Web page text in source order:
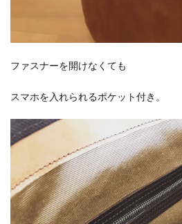
ファスナーを開けなくても
スマホを入れられるポケット付き。